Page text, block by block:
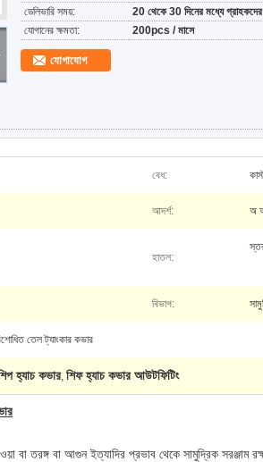
ডেলিভারি সময়:
20 থেকে 30 দিনের মধ্যে
যোগানের ক্ষমতা:
200pcs / মাসে
যোগাযোগ
বেধ:
আদর্শ: অ
হাতল:
বিভাগ:
তেল ট্যাংকার কভার
হ্যাচ কভার, শিফ হ্যাচ কভার আউটফিটিং
বা তরঙ্গ বা আগুন ইত্যাদির প্রভাব থেকে সামুদ্রিক সরঞ্জাম